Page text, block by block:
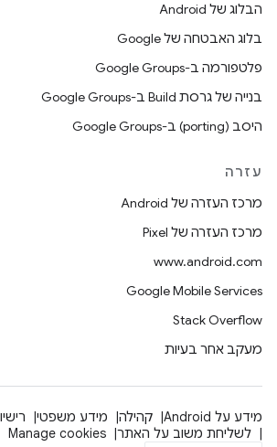
הבלוג של Android
בלוג האבטחה של Google
פלטפורמה ב-Google Groups
בנייה של גרסת Build ב-Google Groups
היסב (porting) ב-Google Groups
עזרה
מרכז העזרה של Android
מרכז העזרה של Pixel
www.android.com
Google Mobile Services
Stack Overflow
מעקב אחר בעיות
מידע על Android קהילה מידע משפטי
לשליחת משוב על האתר
Manage cookies